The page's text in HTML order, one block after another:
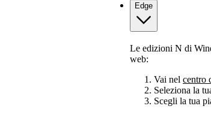
Edge
Le edizioni N di
web:
Vai nel centro
Seleziona la
Scegli la tua